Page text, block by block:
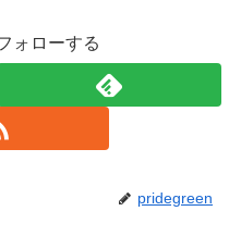
ォローする
pridegreen